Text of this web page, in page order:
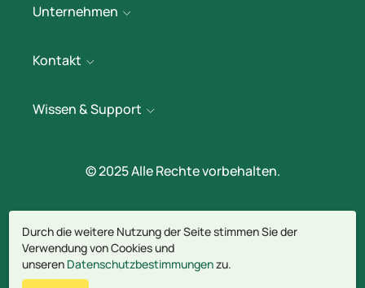
Unternehmen
Kontakt
Wissen & Support
© 2025 Alle Rechte vorbehalten.
Impressum
Datenschutz
Durch die weitere Nutzung der Seite stimmen Sie der
Verwendung von Cookies und
unseren Datenschutzbestimmungenzu.